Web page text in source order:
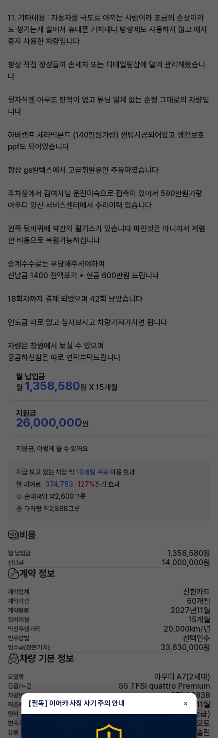
11. 기타내용 : 자동차를 극도로 아끼는 사람이라 조금의 손상이라
도 생기는게 싫어서 휴대폰 거치대나 방향제도 사용하지 않고 애지
중지 사용한 차량입니다
항상 직접 정성들여 손세차 또는 디테일링샵에 맡겨 관리해왔습니
다
뒷자석엔 아무도 탄적이 없고 튜닝 일체 없는 순정 그대로의 차량입
니다
하버캠프 세라믹본드 (140만원가량) 썬팅시공되어있고 생활보호
ppf도 되어있습니다
항상 gs칼텍스에서 고급휘발유만 주유하였습니다
주차장에서 김여사님 운전미숙으로 접촉이 있어서 590만원가량
아우디 양산 서비스센터에서 수리이력 있습니다
왼쪽 뒷바퀴에 약간의 휠기스가 있습니다 파인것은 아니라서 저렴
한 비용으로 복원가능하십니다
승계수수료는 부담해주셔야하며
선납금 1400 전액포기 + 현금 600만원 드립니다
18회차까지 결제 되었으며 42회 남았습니다
인도금 따로 없고 심사보시고 차량가져가시면 됩니다
차량은 창원에서 보실 수 있으며
궁금하신점은 따로 연락부탁드립니다
월 납입금
월 1,358,580원 X 15개월
지원금
26,000,000원
지원금, 이렇게 쓸 수 있어요
지금 보고 있는 차량 약 19개월 무료 이용 효과
월 대여료 -374,753 -127%절감 효과
🍲 순대국밥 약2,600그릇
🍜 마라탕 약2,888그릇
비용
월 납입금 1,358,580원
선납금 14,000,000원
계약 정보
계약업체 신한카드
계약기간 60개월
계약종료 2027년11월
잔여개월 15개월
약정주행거리 20,000km/년
인수방법 선택인수
인수금(잔존가치) 33,630,000원
차량 기본 정보
모델명 아우디 A7(2세대)
등급/트림 55 TFSI quattro Premium
차량번호 371수8838
최초등록 2022년 11월
연비 9.5km/L (4등급)
변속기 오토
유종
가솔린
[필독] 이어카 사칭 사기 주의 안내 ×